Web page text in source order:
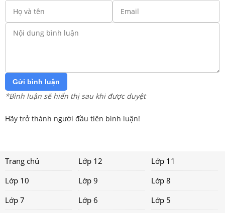
Gửi bình luận
*Bình luận sẽ hiển thị sau khi được duyệt
Hãy trở thành người đầu tiên bình luận!
Trang chủ Lớp 12
Lớp 11
Lớp 10
Lớp 9
Lớp 8
Lớp 7
Lớp 6 Lớp 5